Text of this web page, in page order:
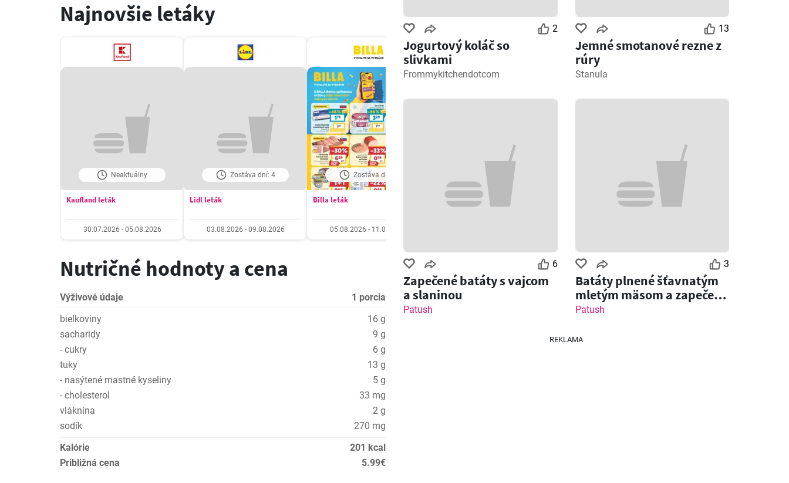
Najnovšie letáky
Neaktuálny
Kaufland leták
30.07.2026 - 05.08.2026
Zostáva dní: 4
Lidl leták
03.08.2026 - 09.08.2026
Zostáva dní: 6
Billa leták
05.08.2026 - 11.08.2026
Zostáva dní: 6
Tesco Hypermarket - leták COOP Jednota leták
Nutričné hodnoty a cena
Výživové údaje
1 porcia
bielkoviny
16 g
sacharidy
9 g
- cukry
6 g
tuky
13 g
- nasýtené mastné kyseliny
5 g
- cholesterol
33 mg
vláknina
2 g
sodík
270 mg
Kalórie
201 kcal
Približná cena
5.99€
2
Jogurtový koláč so
slivkami
Frommykitchendotcom
13
Jemné smotanové rezne z
rúry
Stanula
6
Zapečené batáty s vajcom
a slaninou
Patush
3
Batáty plnené šťavnatým
mletým mäsom a zapečené
s čedarom
Patush
REKLAMA